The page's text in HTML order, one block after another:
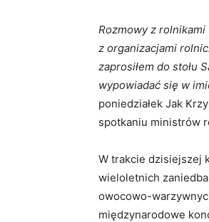
Rozmowy z
z organizacjami
zaprosiłem do stołu
wypowiadać się w
poniedziałek Jak
spotkaniu ministrów
W trakcie dzisiejszej
wieloletnich
owocowo-
międzynarodowe